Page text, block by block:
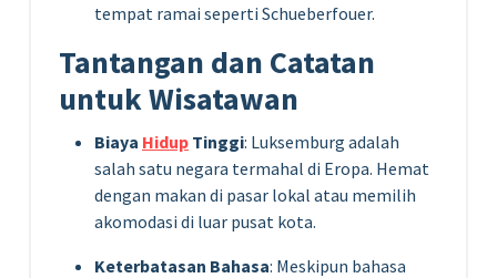
tempat ramai seperti Schueberfouer.
Tantangan dan Catatan
untuk Wisatawan
Biaya Hidup Tinggi: Luksemburg adalah
salah satu negara termahal di Eropa. Hemat
dengan makan di pasar lokal atau memilih
akomodasi di luar pusat kota.
Keterbatasan Bahasa: Meskipun bahasa